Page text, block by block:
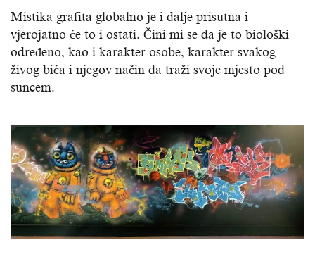
Mistika grafita globalno je i dalje prisutna i
vjerojatno će to i ostati. Čini mi se da je to biološki
određeno, kao i karakter osobe, karakter svakog
živog bića i njegov način da traži svoje mjesto pod
suncem.